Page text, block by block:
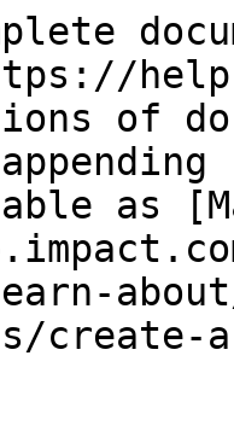
of
as
create-